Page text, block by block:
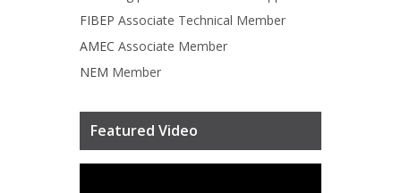
FIBEP Associate Technical Member
AMEC Associate Member
NEM Member
Featured Video